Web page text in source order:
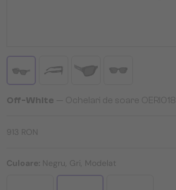
Off-White — Ochelari de soare OERI018
913 RON
Culoare: Negru, Gri, Modelat